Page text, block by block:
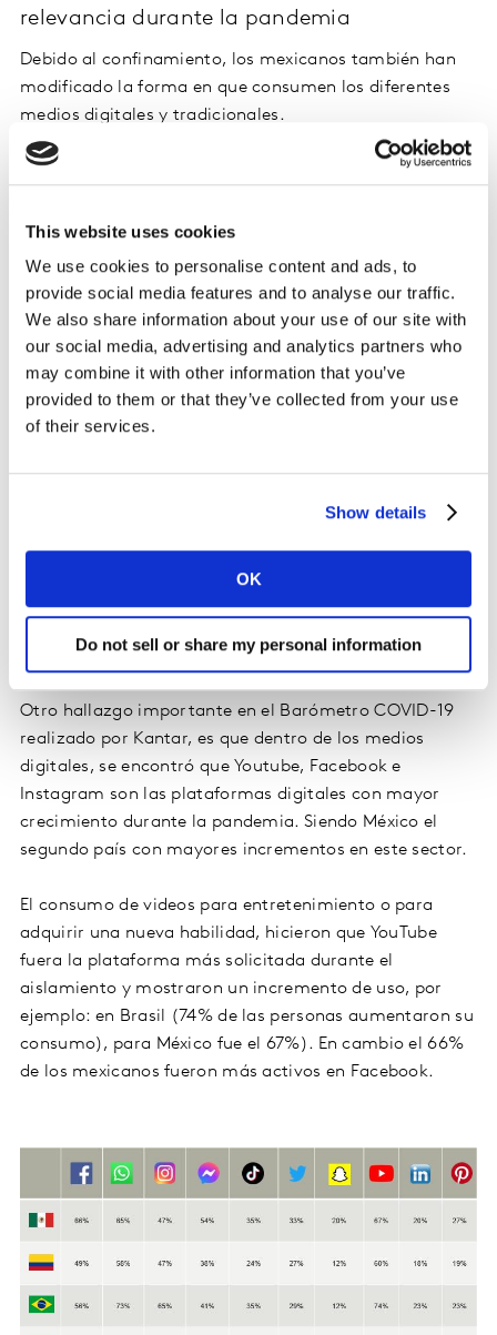
This website uses cookies
We use cookies to personalise content and ads, to
provide social media features and to analyse our traffic.
We also share information about your use of our site with
our social media, advertising and analytics partners who
may combine it with other information that you’ve
provided to them or that they’ve collected from your use
of their services.
Show details
OK
Do not sell or share my personal information
relevancia durante la pandemia
Debido al confinamiento, los mexicanos también han
modificado la forma en que consumen los diferentes
medios digitales y tradicionales.
Kantar, menciona que los consumidores invierten más
durante el aislamiento. Los mexicanos (62%) ocupan la
contenidos online en la región, incrementando el 62%
su navegación por Internet. Mientras que el 40% de los
consumidores en nuestro país se conecta a TV
y streaming, más que al iniciar la pandemia.
Otro hallazgo importante en el Barómetro COVID-19
realizado por Kantar, es que dentro de los medios
digitales, se encontró que Youtube, Facebook e
Instagram son las plataformas digitales con mayor
crecimiento durante la pandemia. Siendo México el
segundo país con mayores incrementos en este sector.
El consumo de videos para entretenimiento o para
adquirir una nueva habilidad, hicieron que YouTube
fuera la plataforma más solicitada durante el
aislamiento y mostraron un incremento de uso, por
ejemplo: en Brasil (74% de las personas aumentaron su
consumo), para México fue el 67%). En cambio el 66%
de los mexicanos fueron más activos en Facebook.